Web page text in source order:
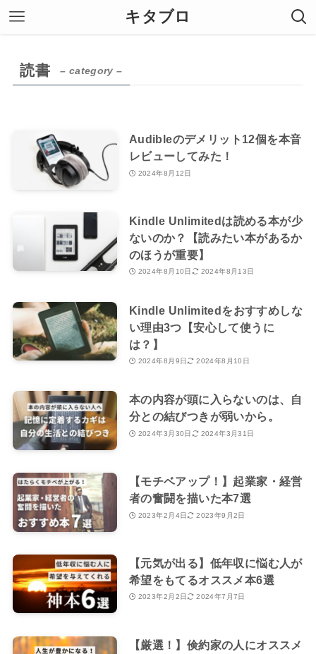
キタブロ
読書 – category –
Audibleのデメリット12個を本音
レビューしてみた！
2024年8月12日
Kindle Unlimitedは読める本が少
ないのか？【読みたい本があるか
のほうが重要】
2024年8月10日 2024年8月13日
Kindle Unlimitedをおすすめしな
い理由3つ【安心して使うに
は？】
2024年8月9日 2024年8月10日
本の内容が頭に入らないのは、自
分との結びつきが弱いから。
2024年3月30日 2024年3月31日
【モチベアップ！】起業家・経営
者の奮闘を描いた本7選
2023年2月4日 2023年9月2日
【元気が出る】低年収に悩む人が
希望をもてるオススメ本6選
2023年2月2日 2024年7月7日
【厳選！】倹約家の人にオススメ